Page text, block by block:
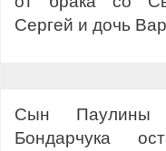
Сергей и дочь
Сын Паулины
Бондарчука